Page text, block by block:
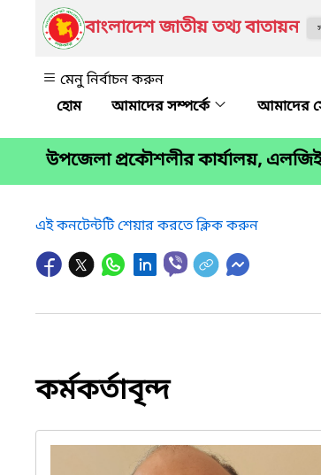
বাংলাদেশ জাতীয় তথ্য বাতায়ন
মেনু নির্বাচন করুন
আমাদের সম্পর্কে
আমাদের
উপজেলা প্রকৌশলীর কার্যালয়,
এই কনটেন্টটি শেয়ার করতে ক্লিক করুন
কর্মকর্তাবৃন্দ